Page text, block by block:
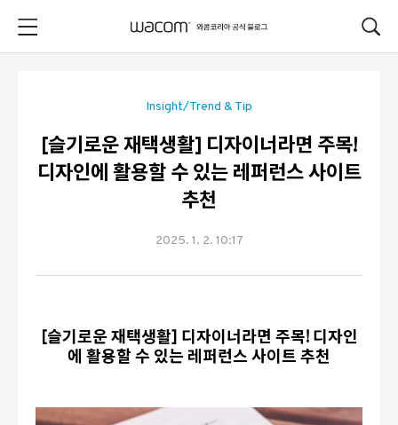
Insight/Trend & Tip
[슬기로운 재택생활] 디자이너라면 주목!
디자인에 활용할 수 있는 레퍼런스 사이트
추천
2025. 1. 2. 10:17
[슬기로운 재택생활] 디자이너라면 주목! 디자인
에 활용할 수 있는 레퍼런스 사이트 추천